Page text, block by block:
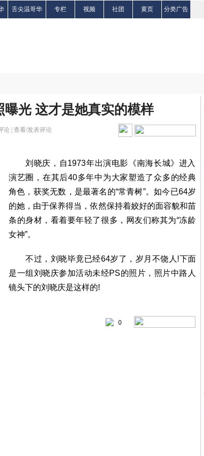
舌尖温哥华 专栏 视频 社团 黄页 分类广告
曝光 这才是她真实的模样
论 | 查看/发表评论
刘晓庆，自1973年出演电影《南海长城》进入
演艺圈，在其后40多年中为大家塑造了众多的经典
角色，获奖无数，是最著名的“常青树”。如今已64岁
的她，由于保养得当，依然保持着姣好的面容貌和苗
条的身材，看着要年轻了很多，网友们称其为“冻龄
女神”。
不过，刘晓毕竟已经64岁了，岁月不饶人!下面
是一组刘晓庆参加活动未经PS的照片，照片中路人
镜头下的刘晓庆是这样的!
0